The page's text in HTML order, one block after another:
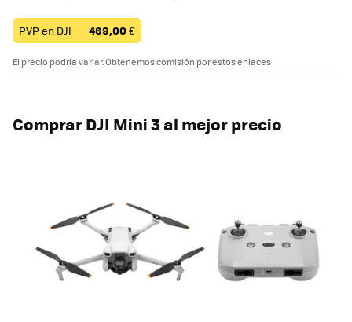
PVP en DJI — 469,00€
El precio podría variar. Obtenemos comisión por estos enlaces
Comprar DJI Mini 3 al mejor precio